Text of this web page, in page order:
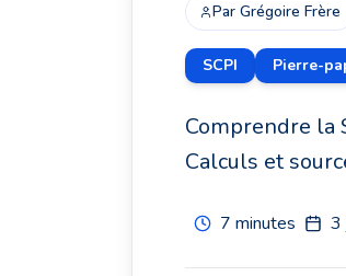
Société
(SCPI)
Par Grégoire Frère
SCPI Pierre-
Comprendre la
Calculs et
7 minutes 3